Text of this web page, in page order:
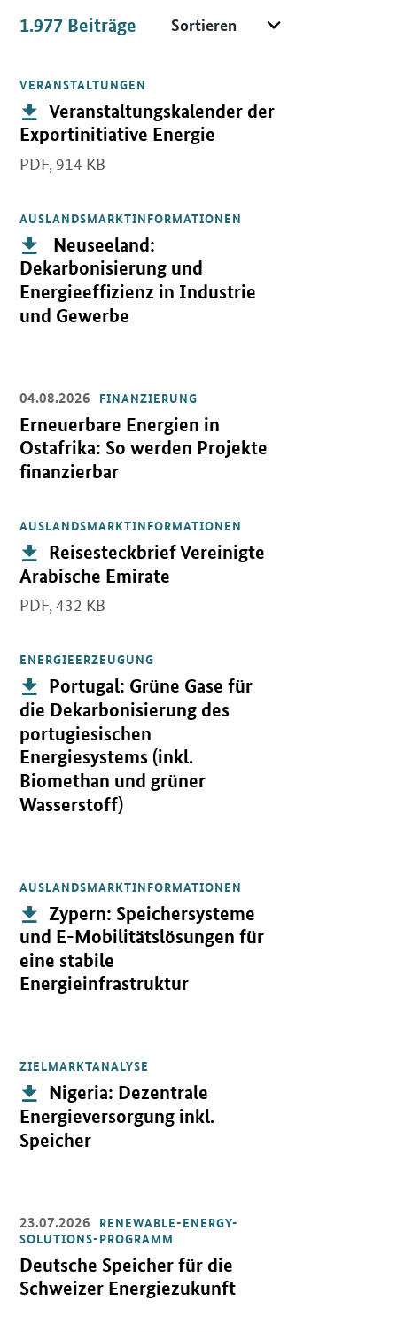
1.977 Beiträge
Beiträge
VERANSTALTUNGEN
Publikation:
Veranstaltungskalender der
Exportinitiative Energie
PDF, 914 KB
Öffnet PDF "Veranstaltungskalender der Exportinitiative Energie"
AUSLANDSMARKTINFORMATIONEN
Publikation:
Neuseeland:
Dekarbonisierung und
Energieeffizienz in Industrie
und Gewerbe
Öffnet PDF " Neuseeland: Dekarbonisierung und
04.08.2026 FINANZIERUNG
Erneuerbare Energien in
Ostafrika: So werden Projekte
finanzierbar
Öffnet Einzelsicht
AUSLANDSMARKTINFORMATIONEN
Publikation:
Reisesteckbrief Vereinigte
Arabische Emirate
PDF, 432 KB
Öffnet PDF "Reisesteckbrief Vereinigte Arabische Emirate" in
ENERGIEERZEUGUNG
Publikation:
Portugal: Grüne Gase für
die Dekarbonisierung des
portugiesischen
Energiesystems (inkl.
Biomethan und grüner
Wasserstoff)
Öffnet PDF "Portugal: Grüne Gase für die Dekarbonisierung des
AUSLANDSMARKTINFORMATIONEN
Publikation:
Zypern: Speichersysteme
und E-Mobilitätslösungen für
eine stabile
Energieinfrastruktur
Öffnet PDF "Zypern: Speichersysteme und E-
ZIELMARKTANALYSE
Publikation:
Nigeria: Dezentrale
Energieversorgung inkl.
Speicher
Öffnet PDF "Nigeria: Dezentrale Energieversorgung inkl.
23.07.2026 RENEWABLE-ENERGY-
SOLUTIONS-PROGRAMM
Deutsche Speicher für die
Schweizer Energiezukunft
Öffnet Einzelsicht